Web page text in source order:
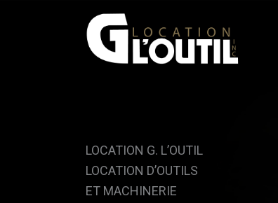
LOCATION G. L’OUTIL
LOCATION D’OUTILS
ET MACHINERIE